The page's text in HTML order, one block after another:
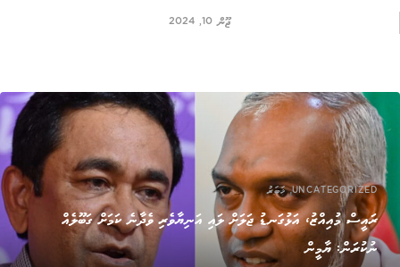
ޖޫން 10, 2024
UNCATEGORIZED
,ޚަބަރު
ރައީސް މުއިއްޒު، އަޅުގަނޑު ޖަލަށް ލައި އަނިޔާވެރި ވެދާނެ ކަމަށް ގަބޫލެއް
ނުކުރަން: ޔާމީން